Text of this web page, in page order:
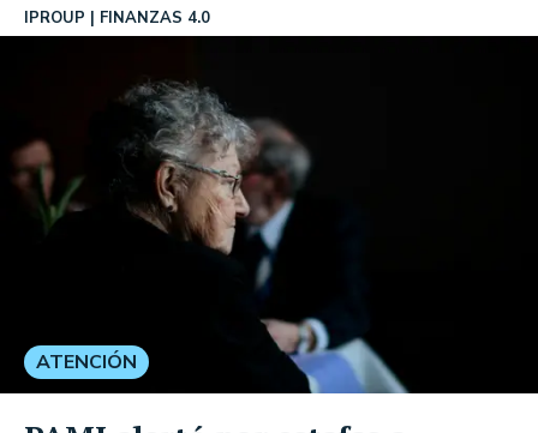
IPROUP FINANZAS 4.0
ATENCIÓN